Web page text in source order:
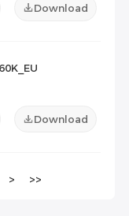
Download
Download
> >>